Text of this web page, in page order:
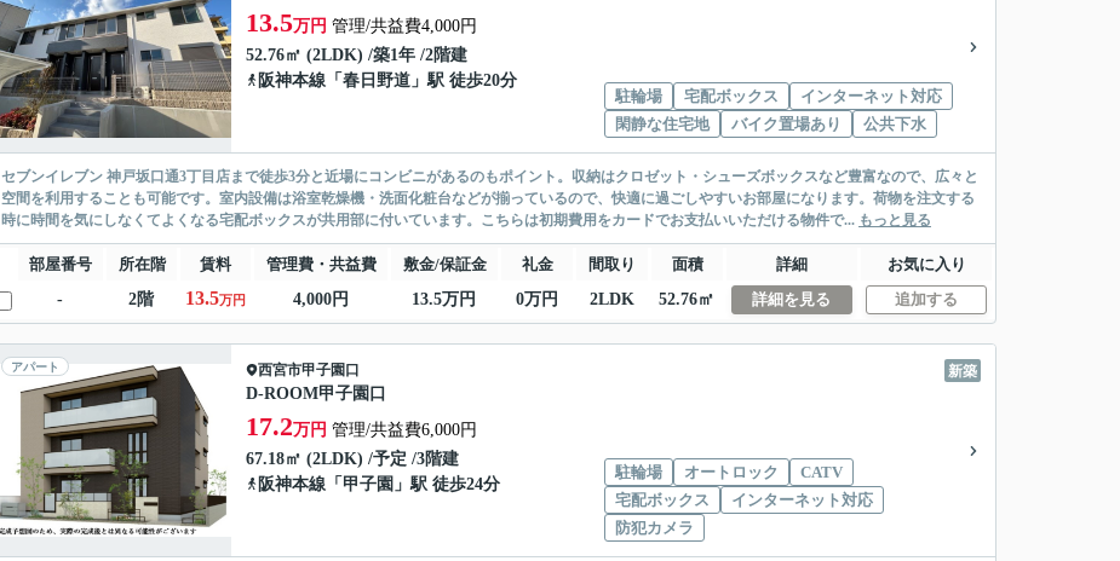
13.5万円 管理/共益費4,000円
52.76㎡ (2LDK) /築1年 /2階建
阪神本線 「 春日野道 」駅 徒歩20分
駐輪場
宅配ボックス
インターネット対応
閑静な住宅地
バイク置場あり 公共下水
セブンイレブン 神戸坂口通3丁目店まで徒歩3分と近場にコンビニがあるのもポイント。収納はクロゼット・シューズボックスなど豊富なので、広々と
空間を利用することも可能です。室内設備は浴室乾燥機・洗面化粧台などが揃っているので、快適に過ごしやすいお部屋になります。荷物を注文する
時に時間を気にしなくてよくなる宅配ボックスが共用部に付いています。こちらは初期費用をカードでお支払いいただける物件で... もっと見る
部屋番号 所在階 賃料 管理費・共益費 敷金/保証金 礼金 間取り 面積 詳細
お気に入り
-
2階 13.5万円 4,000円 13.5万円 0万円 2LDK 52.76㎡ 詳細を見る 追加する
アパート 新築
西宮市甲子園口
D-ROOM甲子園口
17.2万円 管理/共益費6,000円
67.18㎡ (2LDK) /予定 /3階建
阪神本線 「 甲子園 」駅 徒歩24分
駐輪場 オートロック
CATV
宅配ボックス
インターネット対応
防犯カメラ